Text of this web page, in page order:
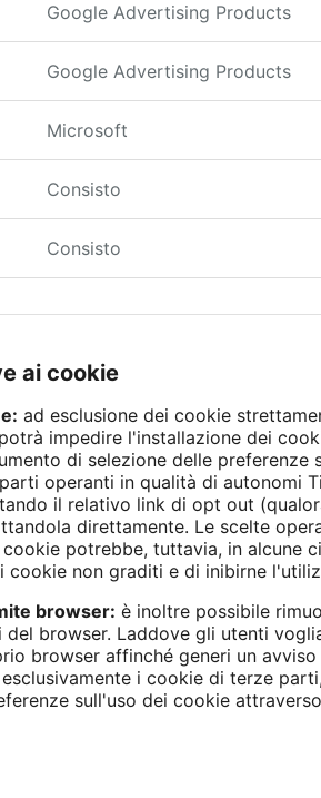
Google Advertising Products
Google Advertising Products
Microsoft
Consisto
Consisto
ai cookie
ad esclusione dei cookie
impedire l'installazione dei
di selezione delle
operanti in qualità di autonomi
il relativo link di opt out
direttamente. Le scelte
potrebbe, tuttavia, in alcune
cookie non graditi e di inibirne
browser: è inoltre possibile
del browser. Laddove gli utenti
browser affinché generi un
i cookie di terze
sull'uso dei cookie